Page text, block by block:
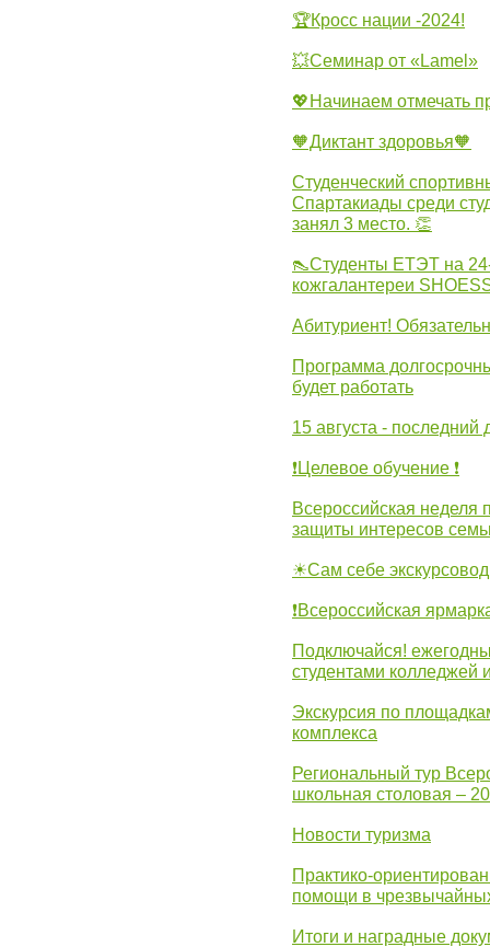
🏆Кросс нации -2024!
💥Семинар от «Lamel»
💖Начинаем отмечать
🧡Диктант здоровья🧡
Студенческий
Спартакиады среди
занял 3 место. 👏
👠Студенты ЕТЭТ на
кожгалантереи
Абитуриент!
Программа
будет работать
15 августа - последний
❗Целевое обучение ❗
Всероссийская
защиты интересов
☀Сам себе экскурсовод
❗Всероссийская
Подключайся!
студентами колледжей
Экскурсия по
комплекса
Региональный тур
школьная столовая –
Новости туризма
Практико-
помощи в
Итоги и наградные